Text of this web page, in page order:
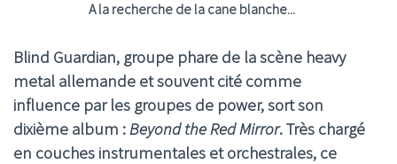
A la recherche de la cane blanche...
Blind Guardian, groupe phare de la scène heavy
metal allemande et souvent cité comme
influence par les groupes de power, sort son
dixième album :Beyond the Red Mirror. Très chargé
en couches instrumentales et orchestrales, ce